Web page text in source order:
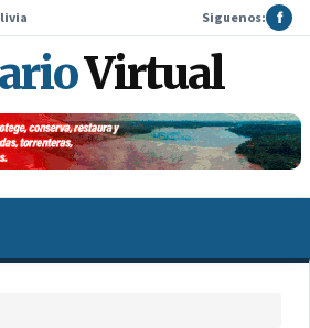
Siguenos: f
Virtual